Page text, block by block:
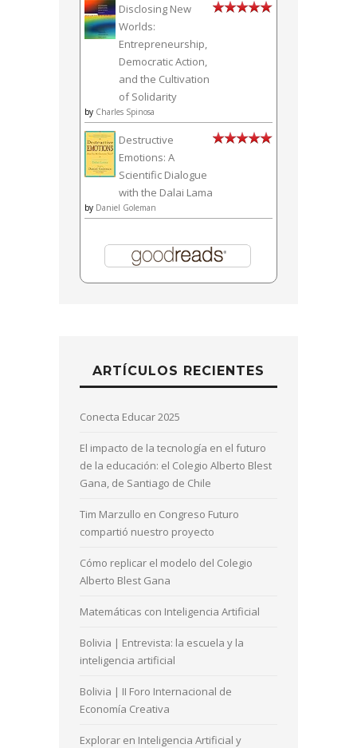
Disclosing New
Worlds:
Entrepreneurship,
Democratic Action,
and the Cultivation
of Solidarity
by Charles Spinosa
Destructive
Emotions: A
Scientific Dialogue
with the Dalai Lama
by Daniel Goleman
ARTÍCULOS RECIENTES
Conecta Educar 2025
El impacto de la tecnología en el futuro
de la educación: el Colegio Alberto Blest
Gana, de Santiago de Chile
Tim Marzullo en Congreso Futuro
compartió nuestro proyecto
Cómo replicar el modelo del Colegio
Alberto Blest Gana
Matemáticas con Inteligencia Artificial
Bolivia | Entrevista: la escuela y la
inteligencia artificial
Bolivia | II Foro Internacional de
Economía Creativa
Explorar en Inteligencia Artificial y